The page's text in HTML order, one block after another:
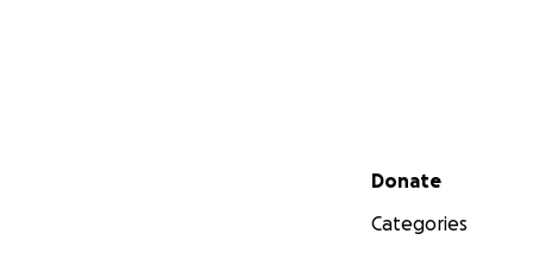
Secondary menu
Donate
Categories